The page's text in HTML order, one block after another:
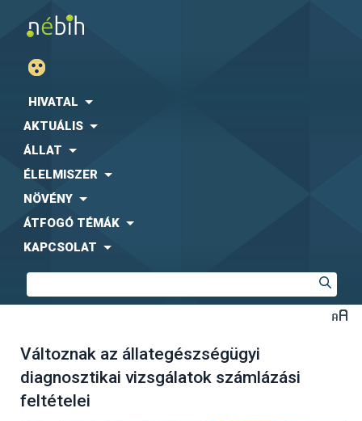
HIVATAL
AKTUÁLIS
ÁLLAT
ÉLELMISZER
NÖVÉNY
ÁTFOGÓ TÉMÁK
KAPCSOLAT
Változnak az állategészségügyi
diagnosztikai vizsgálatok számlázási
feltételei